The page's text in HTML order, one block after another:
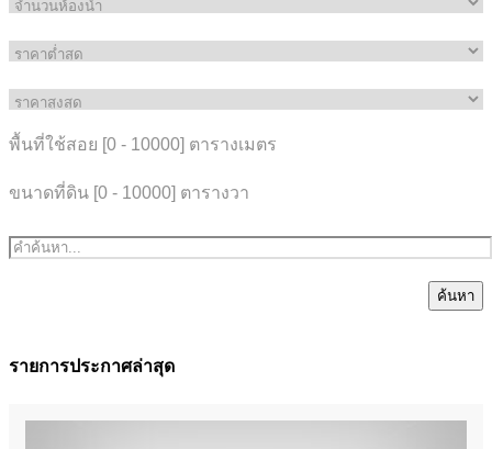
พื้นที่ใช้สอย [0 - 10000] ตารางเมตร
ขนาดที่ดิน [0 - 10000] ตารางวา
ค้นหา
รายการประกาศล่าสุด